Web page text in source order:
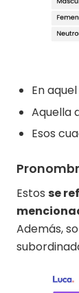
En
Aquella
Esos
Estos se
Además,